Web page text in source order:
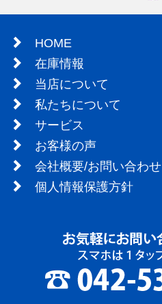
HOME
在庫情報
当店について
私たちについて
サービス
お客様の声
会社概要/お問い合わせ
個人情報保護方針